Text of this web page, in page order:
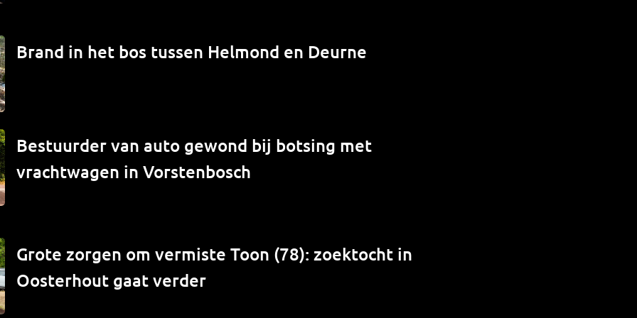
Brand in het bos tussen Helmond en Deurne
Bestuurder van auto gewond bij botsing met
vrachtwagen in Vorstenbosch
Grote zorgen om vermiste Toon (78): zoektocht in
Oosterhout gaat verder